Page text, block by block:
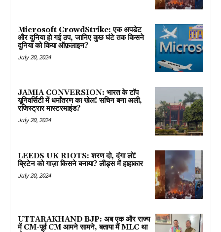
Microsoft CrowdStrike: एक अपडेट
और दुनिया हो गई ठप, जानिए कुछ घंटे तक किसने
दुनिया को किया ऑफ़लाइन?
July 20, 2024
JAMIA CONVERSION: भारत के टॉप
यूनिवर्सिटी में धर्मांतरण का खेल! सचिन बना अली,
रजिस्ट्रार मास्टरमाइंड?
July 20, 2024
LEEDS UK RIOTS: शरण दो, दंगा लो!
ब्रिटेन को गाज़ा किसने बनाया? लीड्स में हाहाकार
July 20, 2024
UTTARAKHAND BJP: अब एक और राज्य
में CM-पूर्व CM आमने सामने, बताया मैं MLC था